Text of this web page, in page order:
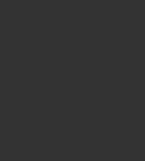
un cadre de vie
d'une vie
un confort